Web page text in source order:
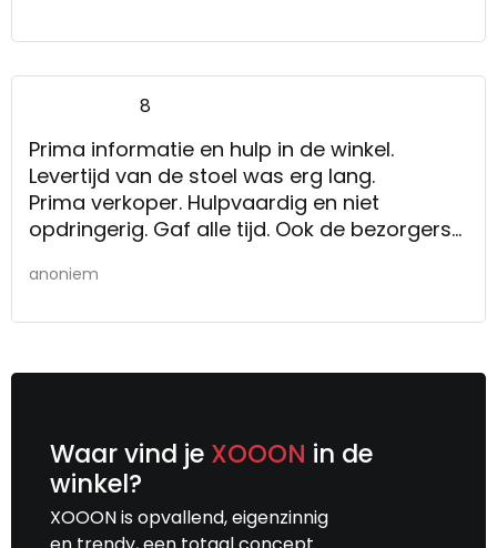
8
Prima informatie en hulp in de winkel.
Levertijd van de stoel was erg lang.
Prima verkoper. Hulpvaardig en niet
opdringerig. Gaf alle tijd. Ook de bezorgers
meubels, samen alles goed nagekeken,
anoniem
Waar vind je XOOON in de
winkel?
XOOON is opvallend, eigenzinnig